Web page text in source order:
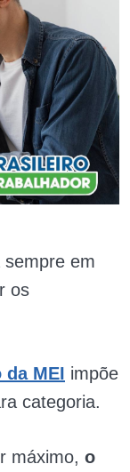
em
os
da MEI impõe
categoria.
máximo, o